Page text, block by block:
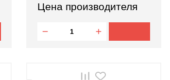
Цена производителя